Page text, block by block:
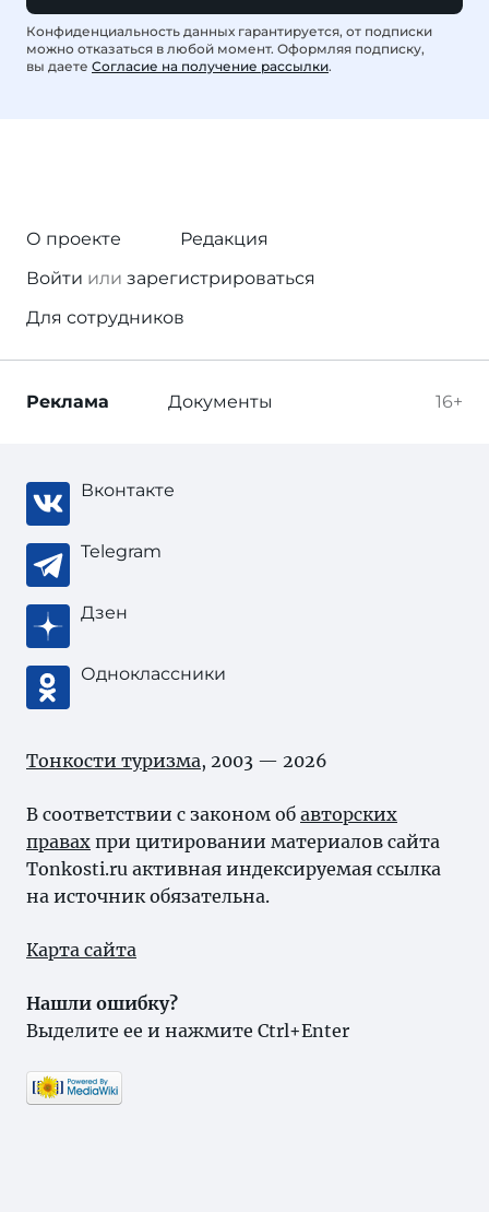
Конфиденциальность данных гарантируется, от подписки
можно отказаться в любой момент. Оформляя подписку,
вы даете Согласие на получение рассылки.
О проекте
Редакция
Войти или зарегистрироваться
Для сотрудников
16+
Реклама Документы
Вконтакте
Telegram
Дзен
Одноклассники
Тонкости туризма, 2003 — 2026
В соответствии с законом об авторских
правах при цитировании материалов сайта
Tonkosti.ru активная индексируемая ссылка
на источник обязательна.
Карта сайта
Нашли ошибку?
Выделите ее и нажмите Ctrl+Enter